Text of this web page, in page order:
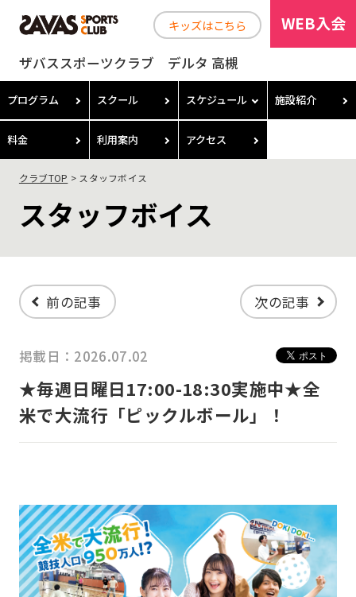
キッズはこちら
ザバススポーツクラブ デルタ 高槻
WEB入会
プログラム スクール スケジュール 施設紹介
料金 利用案内 アクセス
クラブTOP スタッフボイス
スタッフボイス
前の記事 次の記事
掲載日：2026.07.02
★毎週日曜日17:00-18:30実施中★全
米で大流行「ピックルボール」！